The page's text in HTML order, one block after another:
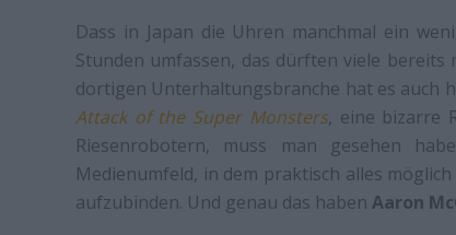
Dass in Japan die Uhren manchmal ein
Stunden umfassen, das dürften viele
dortigen Unterhaltungsbranche hat es auch
Attack of the Super Monsters, eine bizarre
Riesenrobotern, muss man gesehen
Medienumfeld, in dem praktisch alles
aufzubinden. Und genau das haben Aaron